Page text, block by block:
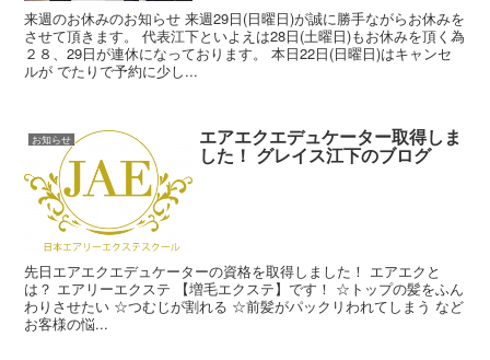
来週のお休みのお知らせ 来週29日(日曜日)が誠に勝手ながらお休みを
させて頂きます。 代表江下といよえは28日(土曜日)もお休みを頂く為
２８、29日が連休になっております。 本日22日(日曜日)はキャンセ
ルが でたりで予約に少し...
お知らせ エアエクエデュケーター取得しま
した！ グレイス江下のブログ
­先日エアエクエデュケーターの資格を取得しました！ エアエクと
は？ エアリーエクステ 【増毛エクステ】です！ ☆トップの髪をふん
わりさせたい ☆つむじが割れる ☆前髪がパックリわれてしまう など
お客様の悩...